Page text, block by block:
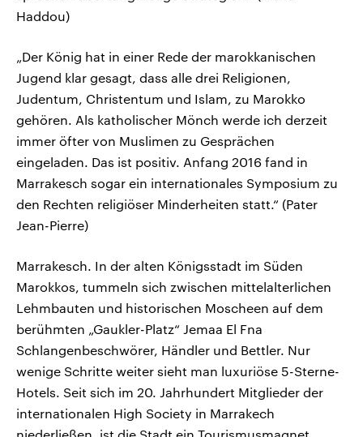
Haddou)
„Der König hat in einer Rede der marokkanischen
Jugend klar gesagt, dass alle drei Religionen,
Judentum, Christentum und Islam, zu Marokko
gehören. Als katholischer Mönch werde ich derzeit
immer öfter von Muslimen zu Gesprächen
eingeladen. Das ist positiv. Anfang 2016 fand in
Marrakesch sogar ein internationales Symposium zu
den Rechten religiöser Minderheiten statt.“ (Pater
Jean-Pierre)
Marrakesch. In der alten Königsstadt im Süden
Marokkos, tummeln sich zwischen mittelalterlichen
Lehmbauten und historischen Moscheen auf dem
berühmten „Gaukler-Platz“ Jemaa El Fna
Schlangenbeschwörer, Händler und Bettler. Nur
wenige Schritte weiter sieht man luxuriöse 5-Sterne-
Hotels. Seit sich im 20. Jahrhundert Mitglieder der
internationalen High Society in Marrakech